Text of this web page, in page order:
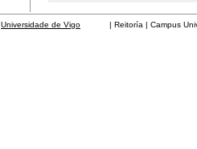
Universidade de Vigo | Reitoría | Campus